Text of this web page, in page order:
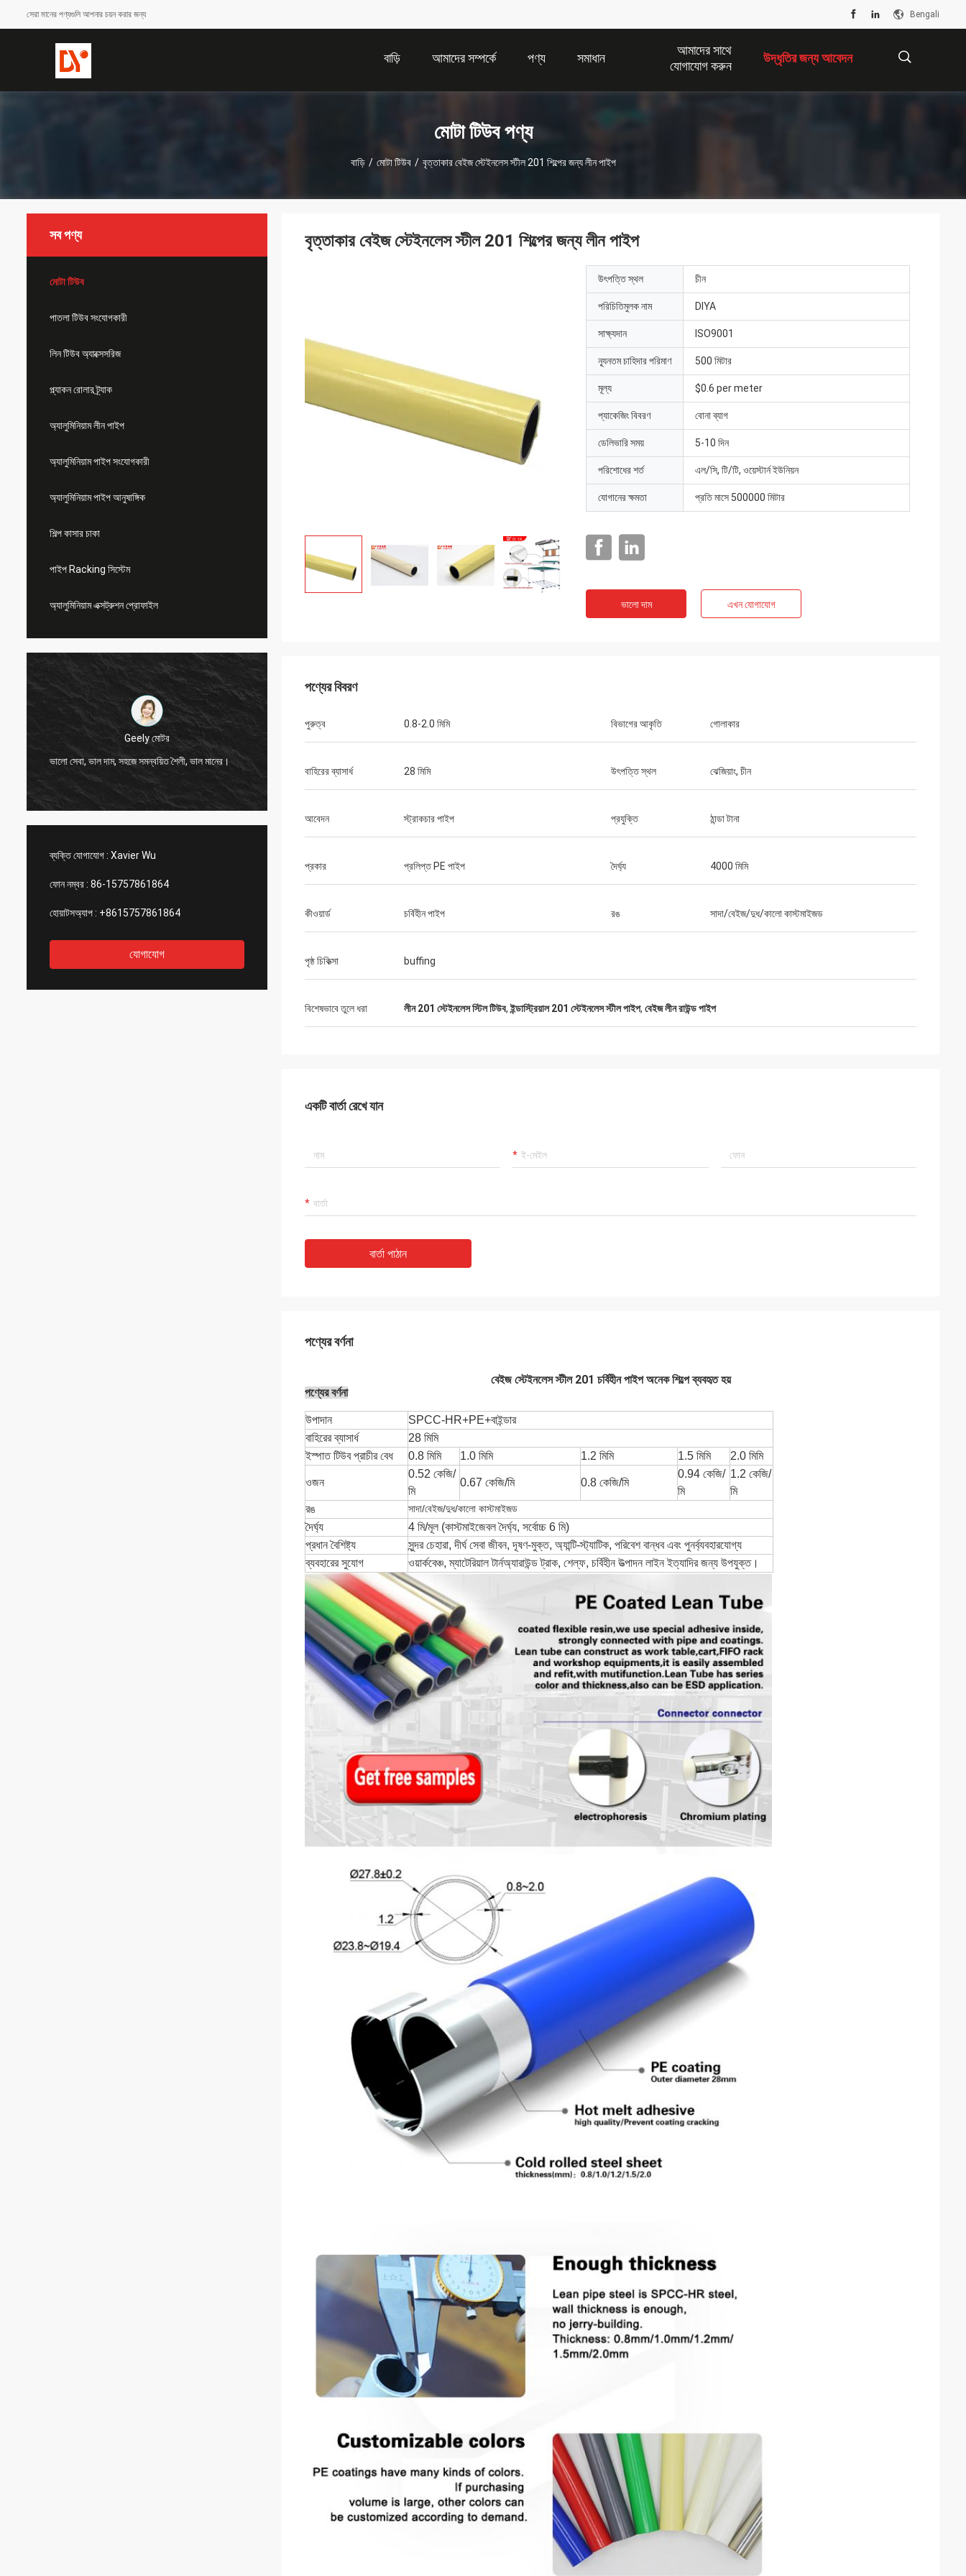
সেরা মানের পণ্যগুলি আপনার চয়ন করার জন্য Bengali
বাড়ি আমাদের সম্পর্কে পণ্য সমাধান
আমাদের সাথে
যোগাযোগ করুন
উদ্ধৃতির জন্য আবেদন
মোটা টিউব পণ্য
বাড়ি / মোটা টিউব / বৃত্তাকার বেইজ স্টেইনলেস স্টীল 201 শিল্পের জন্য লীন পাইপ
সব পণ্য
মোটা টিউব
পাতলা টিউব সংযোগকারী
লিন টিউব অ্যাক্সেসরিজ
প্ল্যাকন রোলার ট্র্যাক
অ্যালুমিনিয়াম লীন পাইপ
অ্যালুমিনিয়াম পাইপ সংযোগকারী
অ্যালুমিনিয়াম পাইপ আনুষাঙ্গিক
শিল্প কাসার চাকা
পাইপ Racking সিস্টেম
অ্যালুমিনিয়াম এক্সট্রুশন প্রোফাইল
Geely মোটর
ভাল দাম, সহজে সমন্বয়িত শৈলী, ভাল মানের।
Thình-ভিয়েতনাম
হাই, জনসন, দয়া করে 12000 মিটার 2808 নষ্ট টিউব,
আইভরি রঙ ব্যবস্থা করুন।
ব্যক্তি যোগাযোগ : Xavier Wu
ফোন নম্বর : 86-15757861864
হোয়াটসঅ্যাপ : +8615757861864
যোগাযোগ
বৃত্তাকার বেইজ স্টেইনলেস স্টীল 201 শিল্পের জন্য লীন পাইপ
উৎপত্তি স্থল চীন
পরিচিতিমুলক নাম DIYA
সাক্ষ্যদান ISO9001
ন্যূনতম চাহিদার পরিমাণ 500 মিটার
মূল্য $0.6 per meter
প্যাকেজিং বিবরণ বোনা ব্যাগ
ডেলিভারি সময় 5-10 দিন
পরিশোধের শর্ত এল/সি, টি/টি, ওয়েস্টার্ন ইউনিয়ন
যোগানের ক্ষমতা প্রতি মাসে 500000 মিটার
ভালো দাম এখন যোগাযোগ
পণ্যের বিবরণ
পুরুত্ব 0.8-2.0 মিমি বিভাগের আকৃতি গোলাকার
বাহিরের ব্যাসার্ধ 28 মিমি উৎপত্তি স্থল ঝেজিয়াং, চীন
আবেদন স্ট্রাকচার পাইপ প্রযুক্তি ঠান্ডা টানা
প্রকার প্রলিপ্ত PE পাইপ দৈর্ঘ্য 4000 মিমি
কীওয়ার্ড চর্বিহীন পাইপ রঙ সাদা/বেইজ/দুধ/কালো কাস্টমাইজড
পৃষ্ঠ চিকিত্সা buffing
বিশেষভাবে তুলে ধরা লীন 201 স্টেইনলেস স্টিল টিউব,ইন্ডাস্ট্রিয়াল 201 স্টেইনলেস স্টীল পাইপ, বেইজ লীন রাউন্ড পাইপ
একটি বার্তা রেখে যান
বার্তা পাঠান
পণ্যের বর্ণনা
বেইজ স্টেইনলেস স্টীল 201 চর্বিহীন পাইপ অনেক শিল্পে ব্যবহৃত হয়
পণ্যের বর্ণনা
উপাদান
SPCC-HR+PE+বাইন্ডার
বাহিরের ব্যাসার্ধ
28 মিমি
ইস্পাত টিউব প্রাচীর বেধ
0.8 মিমি 1.0 মিমি 1.2 মিমি 1.5 মিমি 2.0 মিমি
ওজন
0.52 কেজি/
মি
0.67 কেজি/মি 0.8 কেজি/মি
0.94 কেজি/
মি
1.2 কেজি/
মি
রঙ
সাদা/বেইজ/দুধ/কালো কাস্টমাইজড
দৈর্ঘ্য
4 মি/মূল (কাস্টমাইজেবল দৈর্ঘ্য, সর্বোচ্চ 6 মি)
প্রধান বৈশিষ্ট্য
সুন্দর চেহারা, দীর্ঘ সেবা জীবন, দূষণ-মুক্ত, অ্যান্টি-স্ট্যাটিক, পরিবেশ বান্ধব এবং পুনর্ব্যবহারযোগ্য
ব্যবহারের সুযোগ
ওয়ার্কবেঞ্চ, ম্যাটেরিয়াল টার্নঅ্যারাউন্ড ট্রাক, শেল্ফ, চর্বিহীন উত্পাদন লাইন ইত্যাদির জন্য উপযুক্ত।